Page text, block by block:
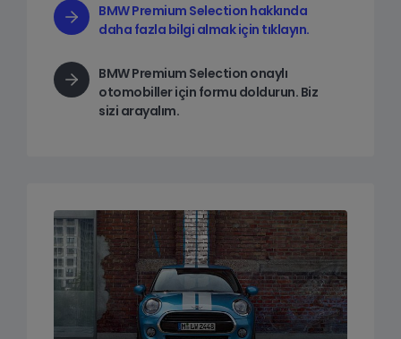
BMW Premium Selection hakkında
daha fazla bilgi almak için tıklayın.
BMW Premium Selection onaylı
otomobiller için formu doldurun. Biz
sizi arayalım.